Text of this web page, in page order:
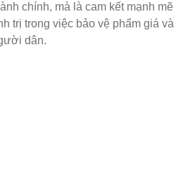
chính, mà là cam kết mạnh mẽ
trị trong việc bảo vệ phẩm giá và
dân.